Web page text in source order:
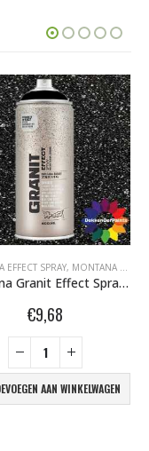
,MONTANA MARBLE
EFFECT SPRAY, MONTANA GRAFFITI SPUITBUSSEN
Montana Granit Effect Spray EG 9000 Black 400 ml 415401
€9,68
AAN WINKELWAGEN